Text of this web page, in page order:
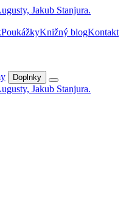
PoukážkyKnižný blogKontakt
Doplnky